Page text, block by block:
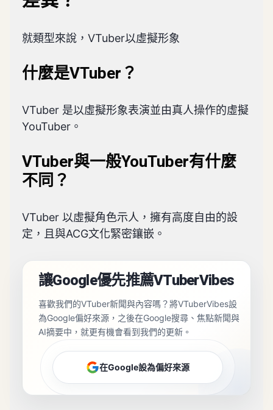
就類型來說，VTuber以虛擬形象
什麼是VTuber？
VTuber 是以虛擬形象表演並由真人操作的虛擬
YouTuber。
VTuber與一般YouTuber有什麼
不同？
VTuber 以虛擬角色示人，擁有高度自由的設
定，且與ACG文化緊密鑲嵌。
讓Google優先推薦VTuberVibes
喜歡我們的VTuber新聞與內容嗎？將VTuberVibes設
為Google偏好來源，之後在Google搜尋、焦點新聞與
AI摘要中，就更有機會看到我們的更新。
在Google設為偏好來源